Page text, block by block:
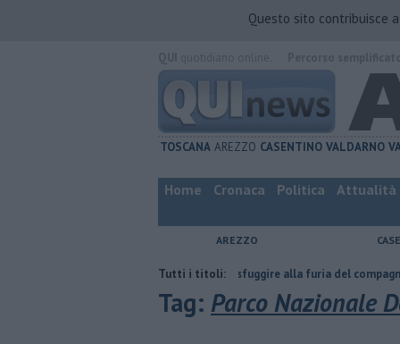
Questo sito contribuisce
TOSCANA AREZZO CASENTINO VALDARNO
Home Cronaca Politica Attualità
AREZZO
Tutti i titoli:
Nascosta in un bar per sfuggire alla furia del compagno
Tag: Parco Nazionale